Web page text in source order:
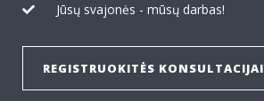
Jūsų svajonės - mūsų darbas!
REGISTRUOKITĖS KONSULTACIJAI